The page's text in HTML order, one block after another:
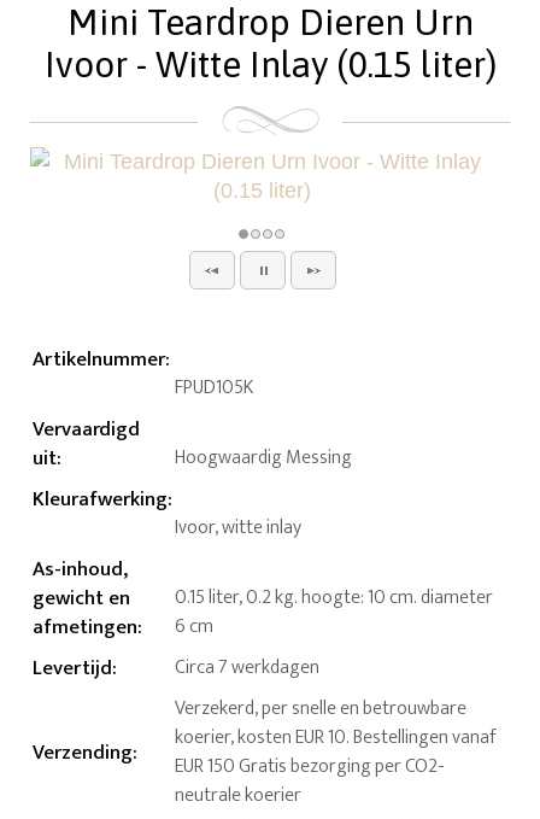
Mini Teardrop Dieren Urn
Ivoor - Witte Inlay (0.15 liter)
Artikelnummer:
FPUD105K
Vervaardigd
uit: Hoogwaardig Messing
Kleurafwerking:
Ivoor, witte inlay
As-inhoud,
gewicht en
afmetingen:
0.15 liter, 0.2 kg. hoogte: 10 cm. diameter
6 cm
Levertijd: Circa 7 werkdagen
Verzending:
Verzekerd, per snelle en betrouwbare
koerier, kosten EUR 10. Bestellingen vanaf
EUR 150 Gratis bezorging per CO2-
neutrale koerier